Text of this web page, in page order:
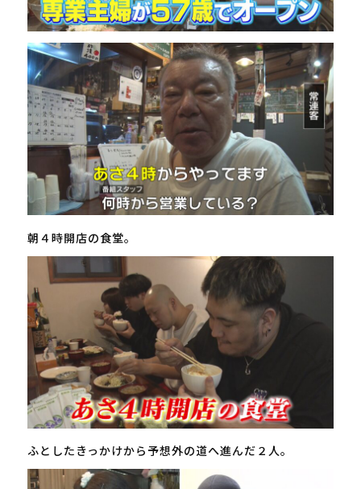
朝４時開店の食堂。
ふとしたきっかけから予想外の道へ進んだ２人。